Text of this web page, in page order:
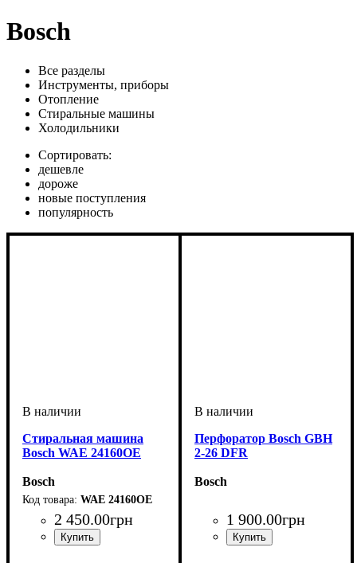
Bosch
Все разделы
Инструменты, приборы
Отопление
Стиральные машины
Холодильники
Сортировать:
дешевле
дороже
новые поступления
популярность
Стиральная машина
Bosch WAE 24160OE
Bosch
WAE 24160OE
2 450.00грн
Перфоратор Bosch GBH
2-26 DFR
Bosch
1 900.00грн